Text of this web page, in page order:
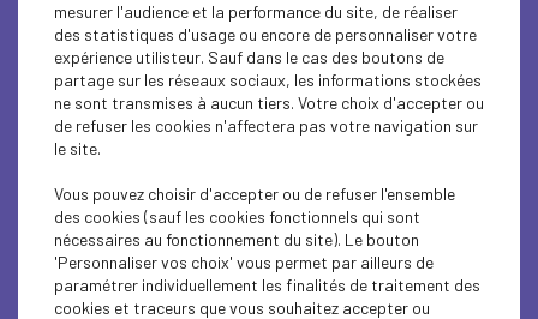
20 juin 2019 - Club RH à
Bas en Basset
mesurer l'audience et la performance du site, de réaliser
des statistiques d'usage ou encore de personnaliser votre
expérience utilisteur. Sauf dans le cas des boutons de
partage sur les réseaux sociaux, les informations stockées
ne sont transmises à aucun tiers. Votre choix d'accepter ou
de refuser les cookies n'affectera pas votre navigation sur
le site.
Vous pouvez choisir d'accepter ou de refuser l'ensemble
des cookies (sauf les cookies fonctionnels qui sont
nécessaires au fonctionnement du site). Le bouton
'Personnaliser vos choix' vous permet par ailleurs de
paramétrer individuellement les finalités de traitement des
cookies et traceurs que vous souhaitez accepter ou